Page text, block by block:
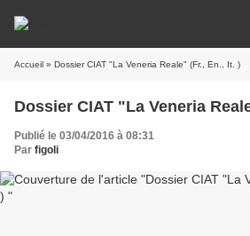
Accueil » Dossier CIAT "La Veneria Reale" (Fr., En., It. )
Dossier CIAT "La
Publié le 03/04/2016 à 08:31
Par figoli